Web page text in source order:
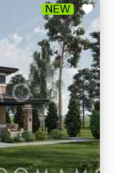
NEW